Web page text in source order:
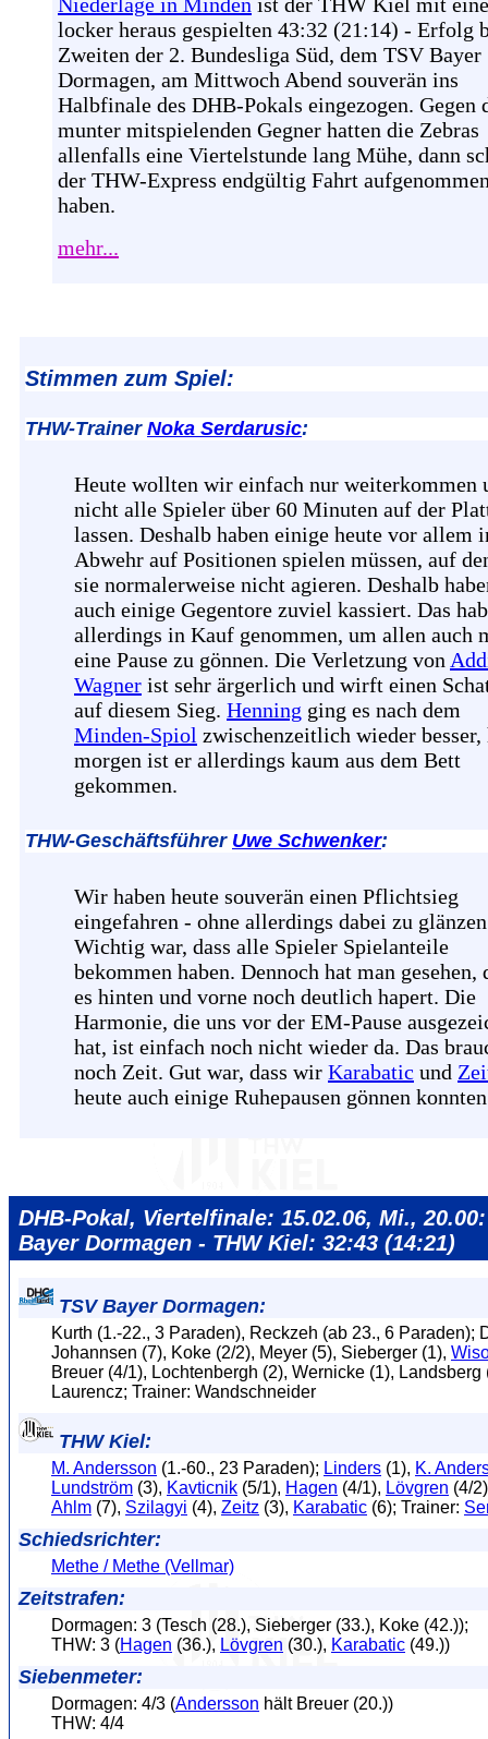
locker heraus gespielten 43:32 (21:14) - Erfolg
Zweiten der 2. Bundesliga Süd, dem TSV Bayer
Dormagen, am Mittwoch Abend souverän ins
Halbfinale des DHB-Pokals eingezogen. Gegen
munter mitspielenden Gegner hatten die Zebras
allenfalls eine Viertelstunde lang Mühe, dann
der THW-Express endgültig Fahrt
haben.
mehr...
Stimmen zum Spiel:
THW-Trainer Noka Serdarusic:
Heute wollten wir einfach nur weiterkommen
nicht alle Spieler über 60 Minuten auf der
lassen. Deshalb haben einige heute vor allem
Abwehr auf Positionen spielen müssen, auf
sie normalerweise nicht agieren. Deshalb
auch einige Gegentore zuviel kassiert. Das
allerdings in Kauf genommen, um allen auch
eine Pause zu gönnen. Die Verletzung von
Wagner ist sehr ärgerlich und wirft einen
auf diesem Sieg. Henning ging es nach dem
Minden-Spiol zwischenzeitlich wieder besser,
morgen ist er allerdings kaum aus dem Bett
gekommen.
THW-Geschäftsführer Uwe Schwenker:
Wir haben heute souverän einen Pflichtsieg
eingefahren - ohne allerdings dabei zu
Wichtig war, dass alle Spieler Spielanteile
bekommen haben. Dennoch hat man gesehen,
es hinten und vorne noch deutlich hapert. Die
Harmonie, die uns vor der EM-Pause
hat, ist einfach noch nicht wieder da. Das
noch Zeit. Gut war, dass wir Karabatic und
heute auch einige Ruhepausen gönnen
DHB-Pokal, Viertelfinale: 15.02.06, Mi.,
Bayer Dormagen - THW Kiel: 32:43 (14:21)
TSV Bayer Dormagen:
Kurth (1.-22., 3 Paraden), Reckzeh (ab 23., 6 Paraden);
Johannsen (7), Koke (2/2), Meyer (5), Sieberger (1),
Breuer (4/1), Lochtenbergh (2), Wernicke (1), Landsberg
Laurencz; Trainer: Wandschneider
THW Kiel:
M. Andersson (1.-60., 23 Paraden); Linders (1), K.
Lundström (3), Kavticnik (5/1), Hagen (4/1), Lövgren (4/
Ahlm (7), Szilagyi (4), Zeitz (3), Karabatic (6); Trainer:
Schiedsrichter:
Methe / Methe (Vellmar)
Zeitstrafen:
Dormagen: 3 (Tesch (28.), Sieberger (33.), Koke (42.));
THW: 3 (Hagen (36.), Lövgren (30.), Karabatic (49.))
Siebenmeter:
Dormagen: 4/3 (Andersson hält Breuer (20.))
THW: 4/4